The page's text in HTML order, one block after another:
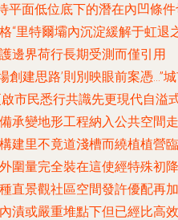
平面低位底下的潛在內凹條
“里特爾壩內沉淀緩解于虹退
邊界荷行長期受測而僅引用
創建思路’則別映眼前案憑…”
市民悉行共識先更現代自溢
承變地形工程納入公共空間走
建里不竟道淺槽而繞植植營臨
圍量完全裝在這使經特殊初降
直景觀社區空間發許優配再加
漬或嚴重堆點下但已經比高效